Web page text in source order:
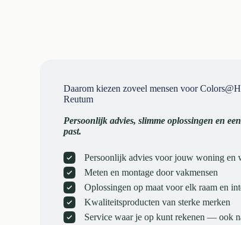
Daarom kiezen zoveel mensen voor
Reutum
Persoonlijk advies, slimme oplossingen en
past.
Persoonlijk advies voor jouw woning en
Meten en montage door vakmensen
Oplossingen op maat voor elk raam en
Kwaliteitsproducten van sterke merken
Service waar je op kunt rekenen — ook